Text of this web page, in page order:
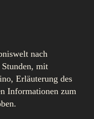
nach
mit
Erläuterung des
Informationen zum